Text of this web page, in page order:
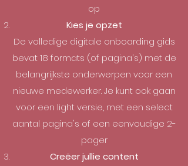
op
Kies je opzet
De volledige digitale onboarding gids
bevat 18 formats (of pagina's) met de
belangrijkste onderwerpen voor een
nieuwe medewerker. Je kunt ook gaan
voor een light versie, met een select
aantal pagina's of een eenvoudige 2-
pager
Creëer jullie content